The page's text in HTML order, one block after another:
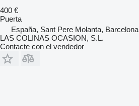
400 €
Puerta
España, Sant Pere Molanta, Barcelona
LAS COLINAS OCASION, S.L.
Contacte con el vendedor